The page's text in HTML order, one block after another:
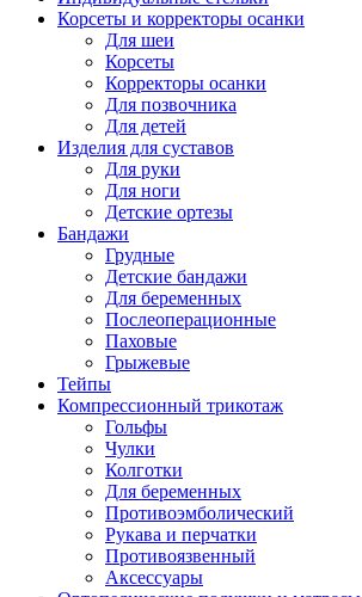
Корсеты и корректоры осанки
Для шеи
Корсеты
Корректоры осанки
Для позвочника
Для детей
Изделия для суставов
Для руки
Для ноги
Детские ортезы
Бандажи
Грудные
Детские бандажи
Для беременных
Послеоперационные
Паховые
Грыжевые
Тейпы
Компрессионный трикотаж
Гольфы
Чулки
Колготки
Для беременных
Противоэмболический
Рукава и перчатки
Противоязвенный
Аксессуары